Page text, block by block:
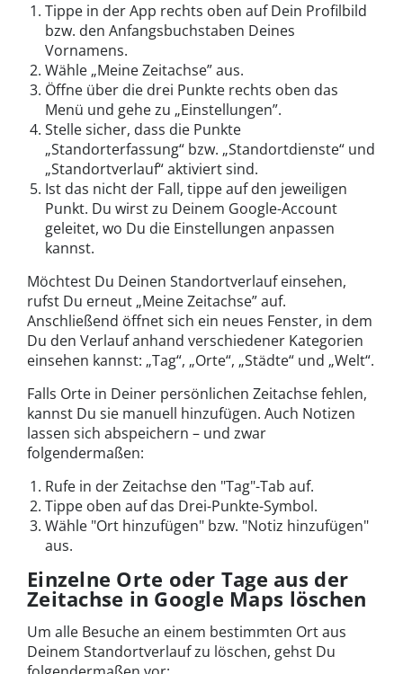
Tippe in der App rechts oben auf Dein Profilbild
bzw. den Anfangsbuchstaben Deines
Vornamens.
Wähle „Meine Zeitachse” aus.
Öffne über die drei Punkte rechts oben das
Menü und gehe zu „Einstellungen”.
Stelle sicher, dass die Punkte
„Standorterfassung“ bzw. „Standortdienste“ und
„Standortverlauf“ aktiviert sind.
Ist das nicht der Fall, tippe auf den jeweiligen
Punkt. Du wirst zu Deinem Google-Account
geleitet, wo Du die Einstellungen anpassen
kannst.
Möchtest Du Deinen Standortverlauf einsehen,
rufst Du erneut „Meine Zeitachse” auf.
Anschließend öffnet sich ein neues Fenster, in dem
Du den Verlauf anhand verschiedener Kategorien
einsehen kannst: „Tag“, „Orte“, „Städte“ und „Welt“.
Falls Orte in Deiner persönlichen Zeitachse fehlen,
kannst Du sie manuell hinzufügen. Auch Notizen
lassen sich abspeichern – und zwar
folgendermaßen:
Rufe in der Zeitachse den "Tag"-Tab auf.
Tippe oben auf das Drei-Punkte-Symbol.
Wähle "Ort hinzufügen" bzw. "Notiz hinzufügen"
aus.
Einzelne Orte oder Tage aus der
Zeitachse in Google Maps löschen
Um alle Besuche an einem bestimmten Ort aus
Deinem Standortverlauf zu löschen, gehst Du